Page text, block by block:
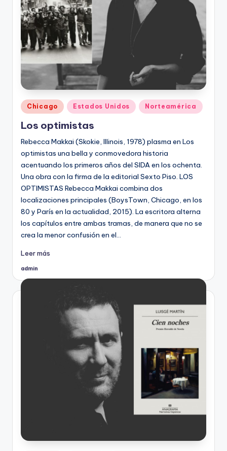
Publicado
en
Chicago Estados Unidos Norteamérica
Los optimistas
Rebecca Makkai (Skokie, Illinois, 1978) plasma en Los
optimistas una bella y conmovedora historia
acentuando los primeros años del SIDA en los ochenta.
Una obra con la firma de la editorial Sexto Piso. LOS
OPTIMISTAS Rebecca Makkai combina dos
localizaciones principales (BoysTown, Chicago, en los
80 y París en la actualidad, 2015). La escritora alterna
los capítulos entre ambas tramas, de manera que no se
crea la menor confusión en el…
Leer más
Publicado
por
admin